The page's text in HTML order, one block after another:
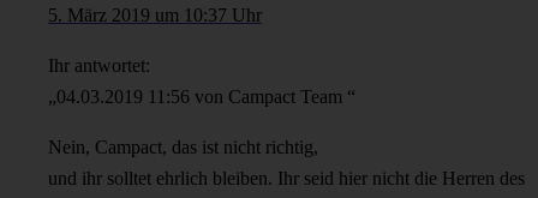
5. März 2019 um 10:37 Uhr
Ihr antwortet:
„04.03.2019 11:56 von Campact Team “
Nein, Campact, das ist nicht richtig,
und ihr solltet ehrlich bleiben. Ihr seid hier nicht die Herren des